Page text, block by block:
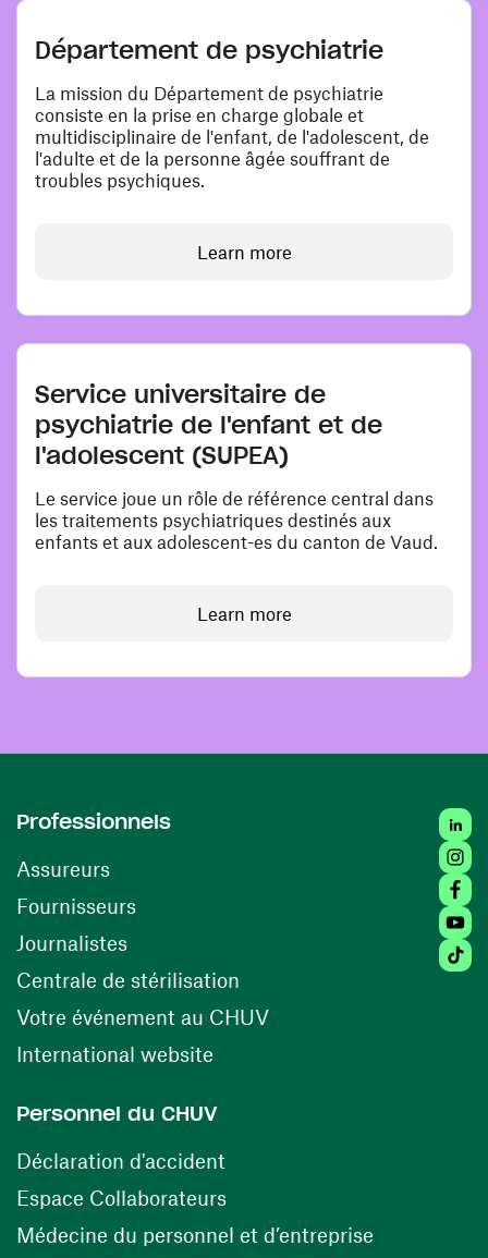
Département de psychiatrie
La mission du Département de psychiatrie
consiste en la prise en charge globale et
multidisciplinaire de l'enfant, de l'adolescent, de
l'adulte et de la personne âgée souffrant de
troubles psychiques.
Learn more
Service universitaire de
psychiatrie de l'enfant et de
l'adolescent (SUPEA)
Le service joue un rôle de référence central dans
les traitements psychiatriques destinés aux
enfants et aux adolescent-es du canton de Vaud.
Learn more
Professionnels
Assureurs
Fournisseurs(opens in a new window)
Journalistes
Centrale de stérilisation (opens in a new window)
Votre événement au CHUV(opens in a new
International website
Personnel du CHUV
Déclaration d'accident
Espace Collaborateurs(opens in a new window)
Médecine du personnel et d’entreprise